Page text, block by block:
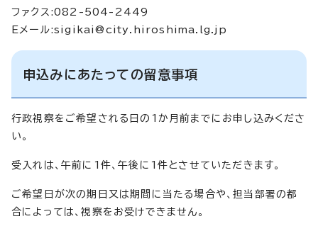
ファクス:082-504-2449
Eメール:sigikai@city.hiroshima.lg.jp
申込みにあたっての留意事項
行政視察をご希望される日の1か月前までにお申し込みくださ
い。
受入れは、午前に1件、午後に1件とさせていただきます。
ご希望日が次の期日又は期間に当たる場合や、担当部署の都
合によっては、視察をお受けできません。